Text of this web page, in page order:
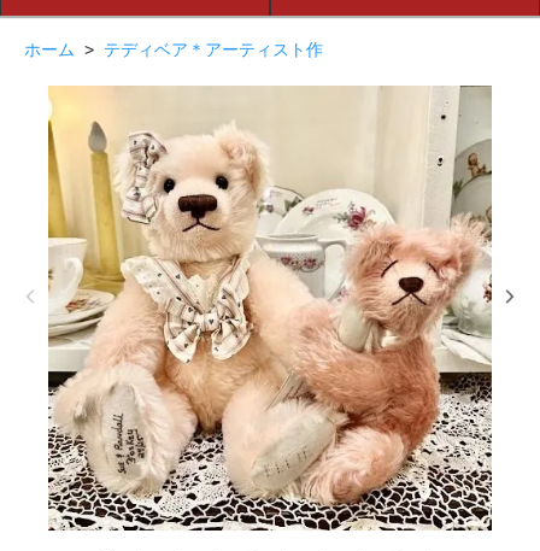
ホーム > テディベア＊アーティスト作